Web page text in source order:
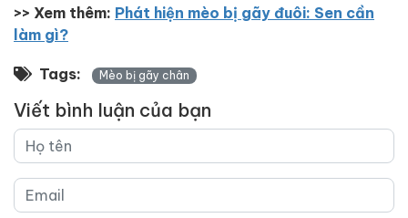
>> Xem thêm: Phát hiện mèo bị gãy đuôi: Sen cần
làm gì?
Tags: Mèo bị gãy chân
Viết bình luận của bạn